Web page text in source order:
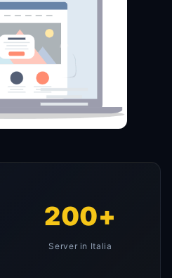
200+
Server in Italia